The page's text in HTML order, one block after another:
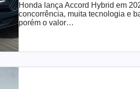
Honda lança Accord Hybrid em
concorrência, muita tecnologia e
porém o valor…